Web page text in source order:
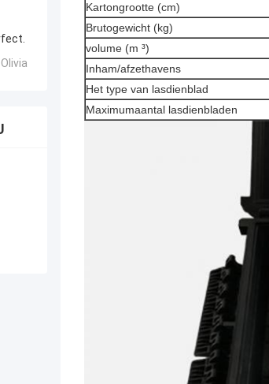
Kartongrootte (cm)
Brutogewicht (kg)
volume (m ³)
Inham/afzethavens
Het type van lasdienblad
Maximumaantal lasdienbladen